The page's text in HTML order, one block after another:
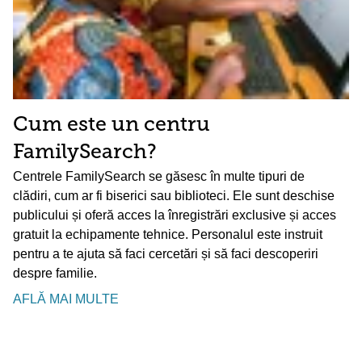
Cum este un centru
FamilySearch?
Centrele FamilySearch se găsesc în multe tipuri de
clădiri, cum ar fi biserici sau biblioteci. Ele sunt deschise
publicului și oferă acces la înregistrări exclusive și acces
gratuit la echipamente tehnice. Personalul este instruit
pentru a te ajuta să faci cercetări și să faci descoperiri
despre familie.
AFLĂ MAI MULTE